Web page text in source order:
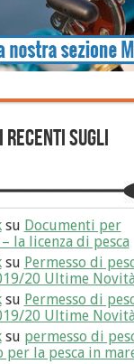
Recenti sugli
su Documenti per
la licenza di pesca
su Permesso di
20 Ultime
su Permesso di
20 Ultime
su permesso di
la pesca in